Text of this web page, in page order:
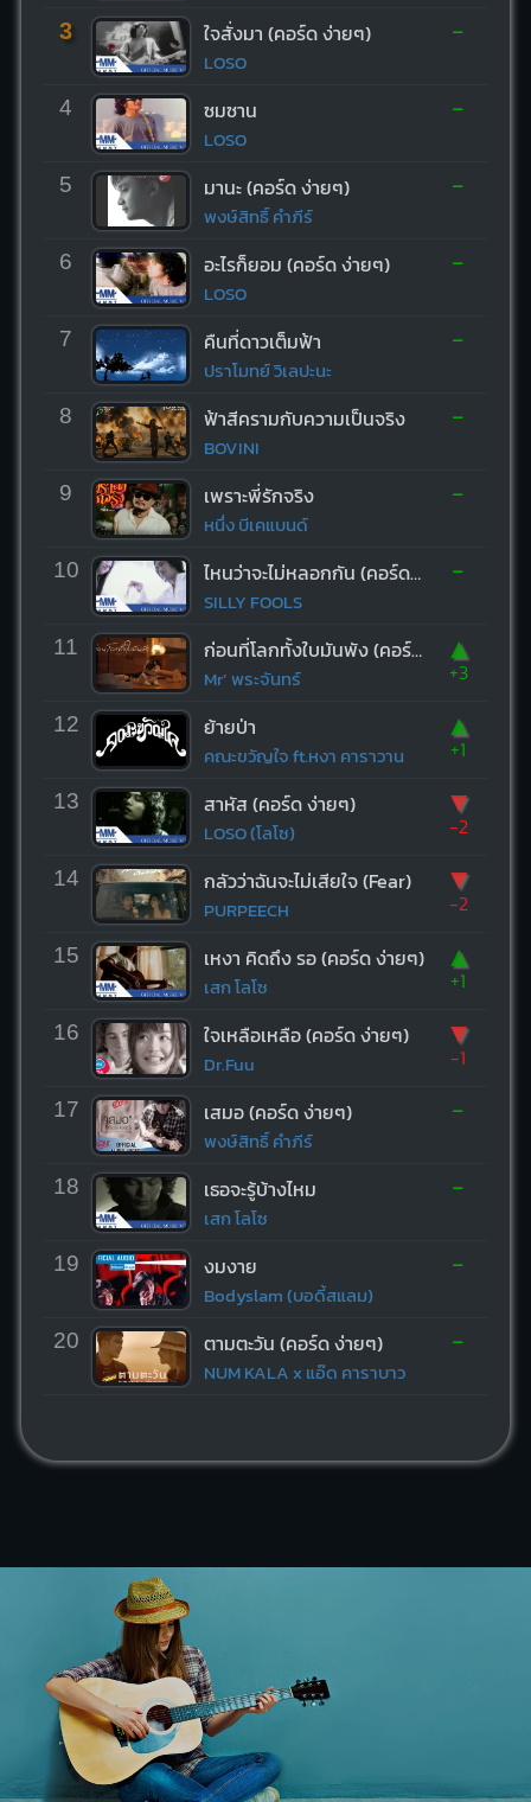
3 ใจสั่งมา (คอร์ด ง่ายๆ)
LOSO
-
4 ซมซาน
LOSO
-
5 มานะ (คอร์ด ง่ายๆ)
พงษ์สิทธิ์ คำภีร์
-
6 อะไรก็ยอม (คอร์ด ง่ายๆ)
LOSO
-
7 คืนที่ดาวเต็มฟ้า
ปราโมทย์ วิเลปะนะ
-
8 ฟ้าสีครามกับความเป็นจริง
BOVINI
-
9 เพราะพี่รักจริง
หนึ่ง บีเคแบนด์
-
10 ไหนว่าจะไม่หลอกกัน (คอร์ด ง่ายๆ)
SILLY FOOLS
-
11 ก่อนที่โลกทั้งใบมันพัง (คอร์ด ง่ายๆ)
Mr’ พระจันทร์
▲
+3
12 ย้ายป่า
คณะขวัญใจ ft.หงา คาราวาน
▲
+1
13 สาหัส (คอร์ด ง่ายๆ)
LOSO (โลโซ)
▼
-2
14 กลัวว่าฉันจะไม่เสียใจ (Fear)
PURPEECH
▼
-2
15 เหงา คิดถึง รอ (คอร์ด ง่ายๆ)
เสก โลโซ
▲
+1
16 ใจเหลือเหลือ (คอร์ด ง่ายๆ)
Dr.Fuu
▼
-1
17 เสมอ (คอร์ด ง่ายๆ)
พงษ์สิทธิ์ คำภีร์
-
18 เธอจะรู้บ้างไหม
เสก โลโซ
-
19 งมงาย
Bodyslam (บอดี้สแลม)
-
20 ตามตะวัน (คอร์ด ง่ายๆ)
NUM KALA x แอ๊ด คาราบาว
-